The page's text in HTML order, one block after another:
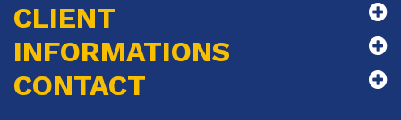
CLIENT
INFORMATIONS
CONTACT